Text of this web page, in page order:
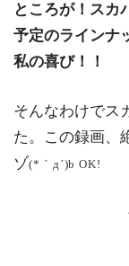
ところが！スカ
予定のラインナ
私の喜び！！
そんなわけでス
た。この録画、
ゾ(*｀д´)b OK!